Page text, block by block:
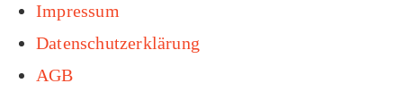
Impressum
Datenschutzerklärung
AGB